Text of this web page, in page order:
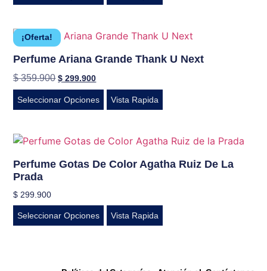
¡Oferta!
Perfume Ariana Grande Thank U Next
$359.900 $ 299.900
Seleccionar Opciones Vista Rapida
Perfume Gotas De Color Agatha Ruiz De La
Prada
$ 299.900
Seleccionar Opciones Vista Rapida